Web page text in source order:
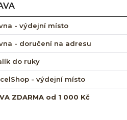
- výdejní místo
- doručení na adresu
do ruky
- výdejní místo
ZDARMA od 1 000 Kč